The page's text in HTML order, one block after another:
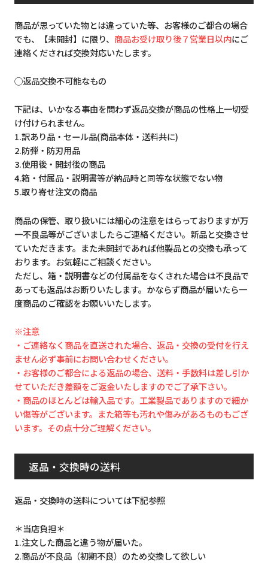
商品が思っていた物とは違っていた等、お客様のご都合の場合
でも、【未開封】に限り、 商品お受け取り後７営業日以内にご
連絡くだされば交換対応いたします。
◯返品交換不可能なもの
下記は、いかなる事由を問わず返品交換が商品の性格上一切受
け付けられません。
1.訳あり品・セール品(商品本体・送料共に)
2.防弾・防刃用品
3.使用後・開封後の商品
4.箱・付属品・説明書等が納品時と同等な状態でない物
5.取り寄せ注文の商品
商品の保管、取り扱いには細心の注意をはらっておりますが万
一不良品等がございましたらご連絡ください。新品と交換させ
ていただきます。また未開封であれば他製品との交換も承って
おります。お気軽にご相談ください。
ただし、箱・説明書などの付属品をなくされた場合は不良品で
あっても返品はお断りいたします。かならず商品が届いたら一
度商品のご確認をお願いいたします。
※注意
・ご連絡なく商品を直送された場合、返品・交換の受付を行え
ません必ず事前にお問い合わせください。
・お客様のご都合による返品の場合、送料・手数料は差し引か
せていただき差額をご返金いたしますのでご了承下さい。
・商品のほとんどは輸入品です。工業製品でありますので細か
い傷等がございます。また箱等も汚れや傷みがあるものもござ
います。その点十分ご理解ください。
返品・交換時の送料
返品・交換時の送料については下記参照
＊当店負担＊
1.注文した商品と違う物が届いた。
2.商品が不良品（初期不良）のため交換して欲しい